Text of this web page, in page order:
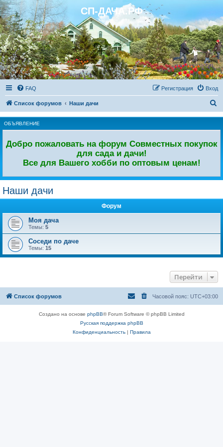
Регистрация СП-ДАЧА.РФ
FAQ Вход
Регистрация
Список форумов Наши дачи
ОБЪЯВЛЕНИЕ
Добро пожаловать на форум Совместных покупок
для сада и дачи!
Все для Вашего хобби по оптовым ценам!
Наши дачи
Форум
Моя дача
Темы: 5
Соседи по даче
Темы: 15
Перейти
Список форумов Часовой пояс: UTC+03:00
Создано на основе phpBB® Forum Software © phpBB Limited
Русская поддержка phpBB
Конфиденциальность| Правила